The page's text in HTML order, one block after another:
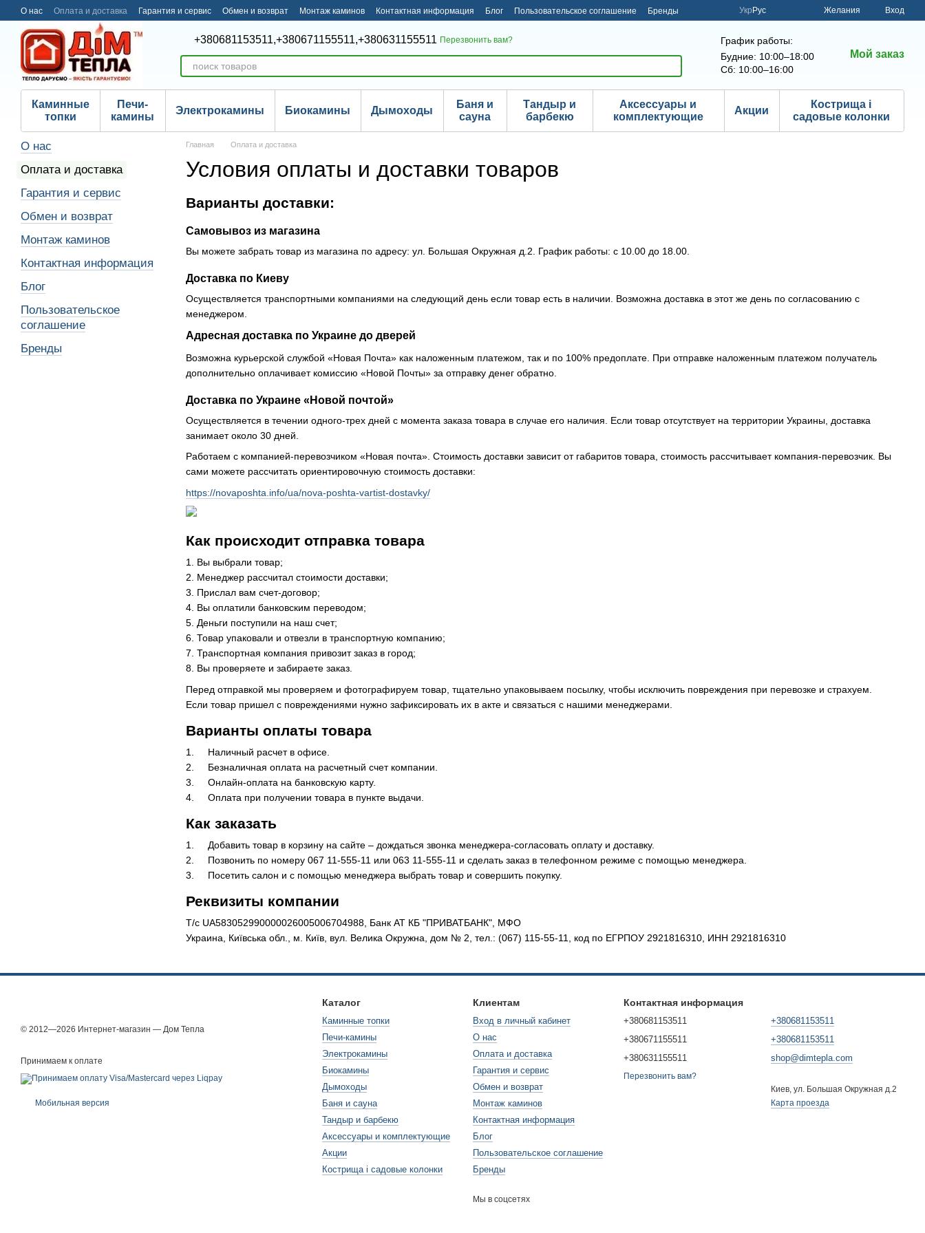
Перейти к основному контенту
О нас Оплата и доставка Гарантия и сервис Обмен и возврат Монтаж каминов Контактная информация Блог Пользовательское соглашение Бренды Укр Рус Желания Вход
+380681153511,+380671155511,+380631155511 Перезвонить вам?
График работы:
Будние: 10:00–18:00
Сб: 10:00–16:00
Мой заказ
Каминные
топки
Печи-
камины
Электрокамины Биокамины Дымоходы
Баня и
сауна
Тандыр и
барбекю
Аксессуары и
комплектующие
Акции
Кострища і
садовые колонки
Главная Оплата и доставка
Условия оплаты и доставки товаров
Варианты доставки:
Самовывоз из магазина
Вы можете забрать товар из магазина по адресу: ул. Большая Окружная д.2 . График работы: с 10.00 до 18.00.
Доставка по Киеву
Осуществляется транспортными компаниями на следующий день если товар есть в наличии. Возможна доставка в этот же день по согласованию с
менеджером.
Адресная доставка по Украине до дверей
Возможна курьерской службой «Новая Почта» как наложенным платежом, так и по 100% предоплате. При отправке наложенным платежом получатель
дополнительно оплачивает комиссию «Новой Почты» за отправку денег обратно.
Доставка по Украине «Новой почтой»
Осуществляется в течении одного-трех дней с момента заказа товара в случае его наличия. Если товар отсутствует на территории Украины, доставка
занимает около 30 дней.
Работаем с компанией-перевозчиком «Новая почта». Стоимость доставки зависит от габаритов товара, стоимость рассчитывает компания-перевозчик. Вы
сами можете рассчитать ориентировочную стоимость доставки:
https://novaposhta.info/ua/nova-poshta-vartist-dostavky/
Как происходит отправка товара
1. Вы выбрали товар;
2. Менеджер рассчитал стоимости доставки;
3. Прислал вам счет-договор;
4. Вы оплатили банковским переводом;
5. Деньги поступили на наш счет;
6. Товар упаковали и отвезли в транспортную компанию;
7. Транспортная компания привозит заказ в город;
8. Вы проверяете и забираете заказ.
Перед отправкой мы проверяем и фотографируем товар, тщательно упаковываем посылку, чтобы исключить повреждения при перевозке и страхуем.
Если товар пришел с повреждениями нужно зафиксировать их в акте и связаться с нашими менеджерами.
Варианты оплаты товара
1. Наличный расчет в офисе.
2. Безналичная оплата на расчетный счет компании.
3. Онлайн-оплата на банковскую карту.
4. Оплата при получении товара в пункте выдачи.
Как заказать
1. Добавить товар в корзину на сайте – дождаться звонка менеджера-согласовать оплату и доставку.
2. Позвонить по номеру 067 11-555-11 или 063 11-555-11 и сделать заказ в телефонном режиме с помощью менеджера.
3. Посетить салон и с помощью менеджера выбрать товар и совершить покупку.
Реквизиты компании
Т/с UA583052990000026005006704988, Банк АТ КБ "ПРИВАТБАНК", МФО
Украина, Київська обл., м. Київ, вул. Велика Окружна, дом № 2, тел.: (067) 115-55-11, код по ЕГРПОУ 2921816310, ИНН 2921816310
О нас
Оплата и доставка
Гарантия и сервис
Обмен и возврат
Монтаж каминов
Контактная информация
Блог
Пользовательское
соглашение
Бренды
© 2012—2026 Интернет-магазин — Дом Тепла
Принимаем к оплате
Мобильная версия
Каталог
Каминные топки
Печи-камины
Электрокамины
Биокамины
Дымоходы
Баня и сауна
Тандыр и барбекю
Аксессуары и комплектующие
Акции
Кострища і садовые колонки
Клиентам
Вход в личный кабинет
О нас
Оплата и доставка
Гарантия и сервис
Обмен и возврат
Монтаж каминов
Контактная информация
Блог
Пользовательское соглашение
Бренды
Мы в соцсетях
Контактная информация
+380681153511
+380671155511
+380631155511
Перезвонить вам?
+380681153511
+380681153511
shop@dimtepla.com
Киев, ул. Большая Окружная д.2
Карта проезда